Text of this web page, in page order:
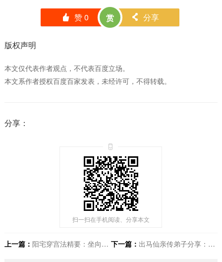
󰄼 赞0 赏 󰄯 分享
版权声明
本文仅代表作者观点，不代表百度立场。
本文系作者授权百度百家发表，未经许可，不得转载。
分享：
扫一扫在手机阅读、分享本文
上一篇： 阳宅穿宫法精要：坐向、开门与层高吉凶详解 下一篇： 出马仙亲传弟子分享：我是怎么从困境中走出来的